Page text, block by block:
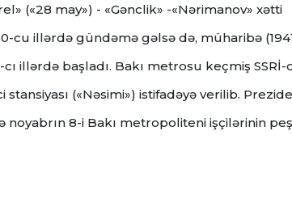
(«28 may») - «Gənclik» -«Nərimanov» xətti
cu illərdə gündəmə gəlsə də, müharibə
illərdə başladı. Bakı metrosu keçmiş SSRİ-
(«Nəsimi») istifadəyə verilib.
noyabrın 8-i Bakı metropoliteni işçilərinin